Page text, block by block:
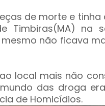
de morte e
Timbiras(MA) na
não ficava
local mais não
das droga
de Homicídios.